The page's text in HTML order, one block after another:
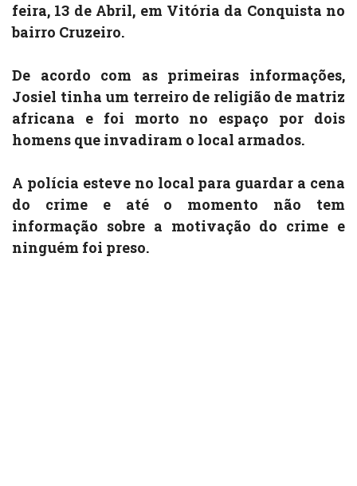
feira, 13 de Abril, em Vitória da Conquista no
bairro Cruzeiro.
De acordo com as primeiras informações,
Josiel tinha um terreiro de religião de matriz
africana e foi morto no espaço por dois
homens que invadiram o local armados.
A polícia esteve no local para guardar a cena
do crime e até o momento não tem
informação sobre a motivação do crime e
ninguém foi preso.